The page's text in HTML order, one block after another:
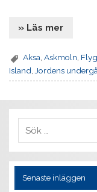
» Läs mer
Aksa ,Askmoln
Island
Jordens
Senaste inläggen